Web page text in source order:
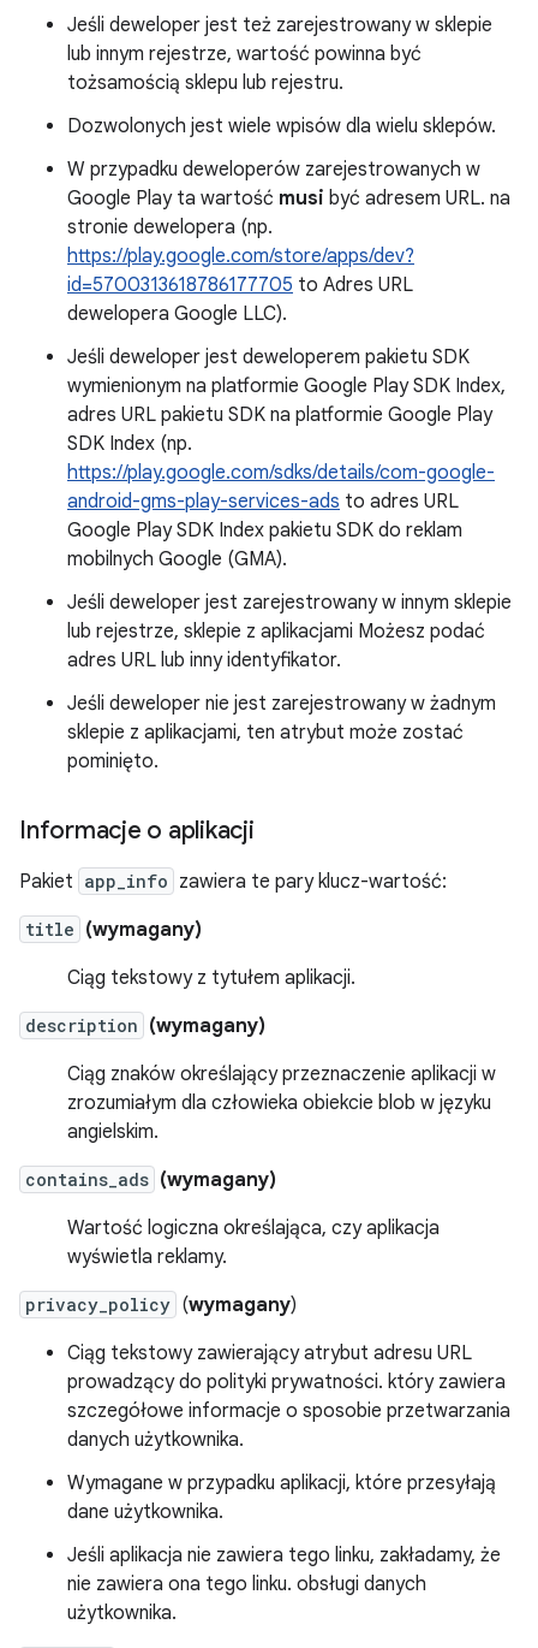
Jeśli deweloper jest też zarejestrowany w sklepie
lub innym rejestrze, wartość powinna być
tożsamością sklepu lub rejestru.
Dozwolonych jest wiele wpisów dla wielu sklepów.
W przypadku deweloperów zarejestrowanych w
Google Play ta wartość musi być adresem URL. na
stronie dewelopera (np.
https://play.google.com/store/apps/dev?
id=5700313618786177705 to Adres URL
dewelopera Google LLC).
Jeśli deweloper jest deweloperem pakietu SDK
wymienionym na platformie Google Play SDK Index,
adres URL pakietu SDK na platformie Google Play
SDK Index (np.
https://play.google.com/sdks/details/com-google-
android-gms-play-services-ads to adres URL
Google Play SDK Index pakietu SDK do reklam
mobilnych Google (GMA).
Jeśli deweloper jest zarejestrowany w innym sklepie
lub rejestrze, sklepie z aplikacjami Możesz podać
adres URL lub inny identyfikator.
Jeśli deweloper nie jest zarejestrowany w żadnym
sklepie z aplikacjami, ten atrybut może zostać
pominięto.
Informacje o aplikacji
Pakiet app_info zawiera te pary klucz-wartość:
title (wymagany)
Ciąg tekstowy z tytułem aplikacji.
description (wymagany)
Ciąg znaków określający przeznaczenie aplikacji w
zrozumiałym dla człowieka obiekcie blob w języku
angielskim.
contains_ads (wymagany)
Wartość logiczna określająca, czy aplikacja
wyświetla reklamy.
privacy_policy (wymagany)
Ciąg tekstowy zawierający atrybut adresu URL
prowadzący do polityki prywatności. który zawiera
szczegółowe informacje o sposobie przetwarzania
danych użytkownika.
Wymagane w przypadku aplikacji, które przesyłają
dane użytkownika.
Jeśli aplikacja nie zawiera tego linku, zakładamy, że
nie zawiera ona tego linku. obsługi danych
użytkownika.